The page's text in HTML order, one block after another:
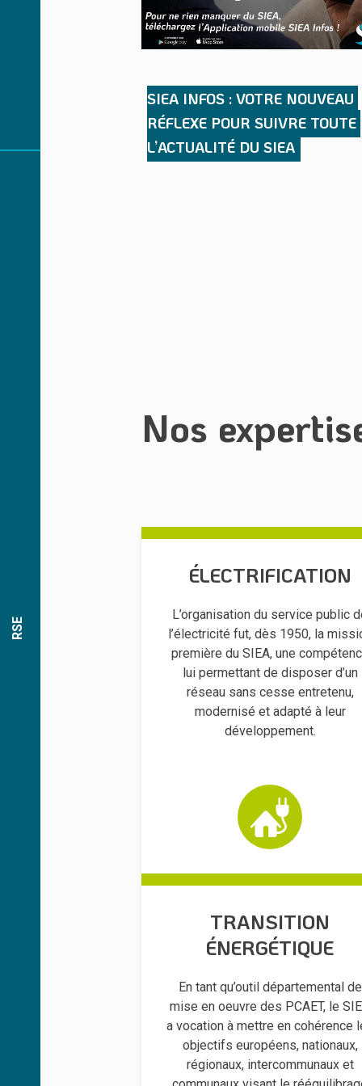
RSE
SIEA INFOS : VOTRE NOUVEAU
RÉFLEXE POUR SUIVRE TOUTE
L’ACTUALITÉ DU SIEA
Nos
ÉLECTRIFICATION
L’organisation du service public
l’électricité fut, dès 1950, la
première du SIEA, une
lui permettant de disposer d’un
réseau sans cesse entretenu,
modernisé et adapté à leur
développement.
TRANSITION
ÉNERGÉTIQUE
En tant qu’outil départemental de
mise en oeuvre des PCAET, le
a vocation à mettre en cohérence
objectifs européens, nationaux,
régionaux, intercommunaux et